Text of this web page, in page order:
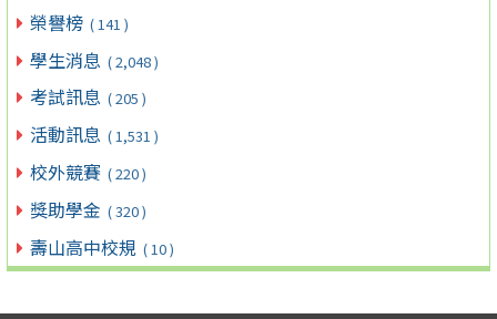
榮譽榜 ( 141 )
學生消息 ( 2,048 )
考試訊息 ( 205 )
活動訊息 ( 1,531 )
校外競賽 ( 220 )
獎助學金 ( 320 )
壽山高中校規 ( 10 )